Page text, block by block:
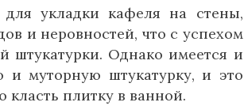
укладки кафеля на стены,
и неровностей, что с успехом
Однако имеется и
и муторную штукатурку, и это
плитку в ванной.